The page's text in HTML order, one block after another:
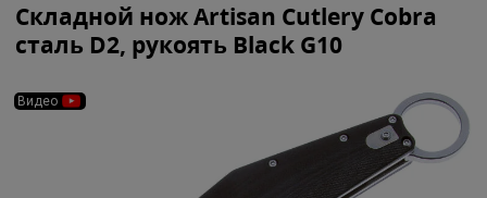
Складной нож Artisan Cutlery Cobra
сталь D2, рукоять Black G10
Видео